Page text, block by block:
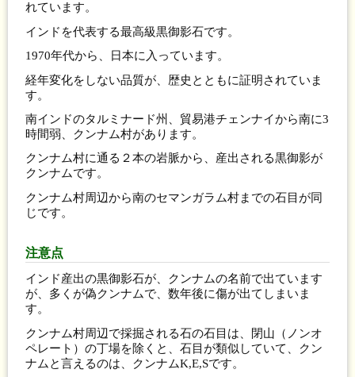
れています。
インドを代表する最高級黒御影石です。
1970年代から、日本に入っています。
経年変化をしない品質が、歴史とともに証明されていま
す。
南インドのタルミナード州、貿易港チェンナイから南に3
時間弱、クンナム村があります。
クンナム村に通る２本の岩脈から、産出される黒御影が
クンナムです。
クンナム村周辺から南のセマンガラム村までの石目が同
じです。
注意点
インド産出の黒御影石が、クンナムの名前で出ています
が、多くが偽クンナムで、数年後に傷が出てしまいま
す。
クンナム村周辺で採掘される石の石目は、閉山（ノンオ
ペレート）の丁場を除くと、石目が類似していて、クン
ナムと言えるのは、クンナムK,E,Sです。